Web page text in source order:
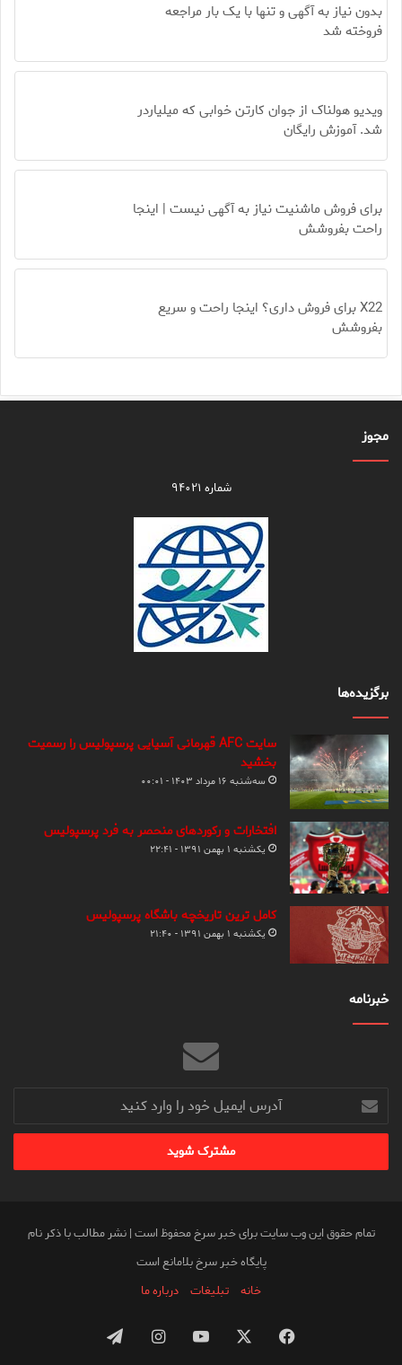
بدون نیاز به آگهی و تنها با یک بار مراجعه
فروخته شد
ویدیو هولناک از جوان کارتن خوابی که میلیاردر
شد. آموزش رایگان
برای فروش ماشنیت نیاز به آگهی نیست | اینجا
راحت بفروشش
X22 برای فروش داری؟ اینجا راحت و سریع
بفروشش
مجوز
شماره ۹۴۰۲۱
برگزیده‌ها
سایت AFC قهرمانی آسیایی پرسپولیس را رسمیت
بخشید
سه‌شنبه ۱۶ مرداد ۱۴۰۳ - ۰۰:۰۱
افتخارات و رکوردهای منحصر به فرد پرسپولیس
یکشنبه ۱ بهمن ۱۳۹۱ - ۲۲:۴۱
کامل ترین تاریخچه باشگاه پرسپولیس
یکشنبه ۱ بهمن ۱۳۹۱ - ۲۱:۴۰
خبرنامه
آدرس
ایمیل
خود
وارد
تمام حقوق این وب سایت برای خبر سرخ محفوظ است | نشر مطالب با ذکر نام
پایگاه خبر سرخ بلامانع است
خانه
تبلیغات درباره ما
فیس
یوتیوباینستاگرامتلگرام